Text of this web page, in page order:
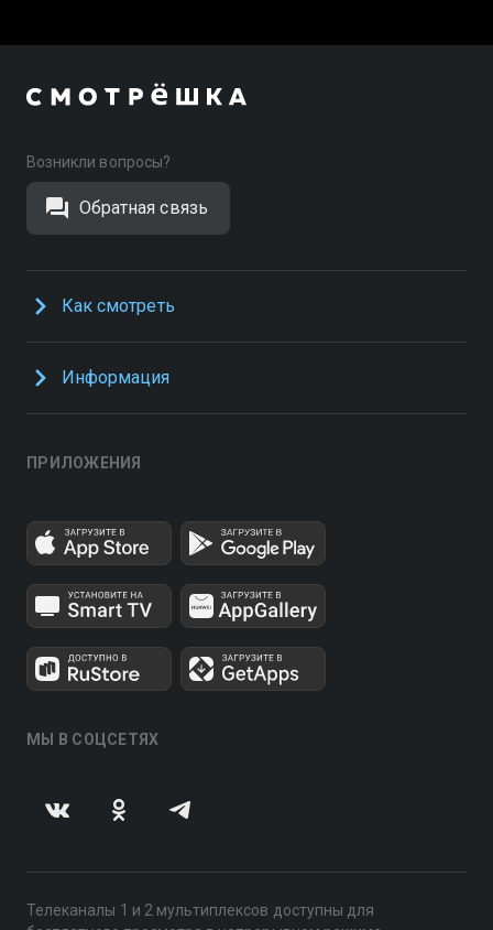
Возникли вопросы?
Обратная связь
Как смотреть
Информация
ПРИЛОЖЕНИЯ
МЫ В СОЦСЕТЯХ
Телеканалы 1 и 2 мультиплексов доступны для